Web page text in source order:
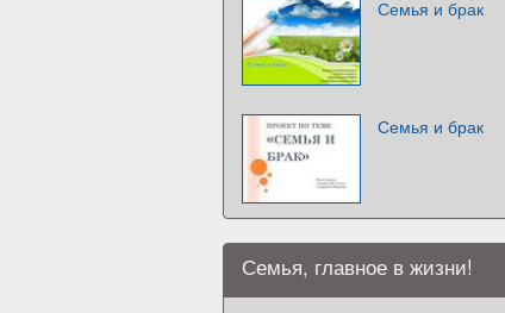
Семья и брак
Семья и брак
Семья, главное в жизни!